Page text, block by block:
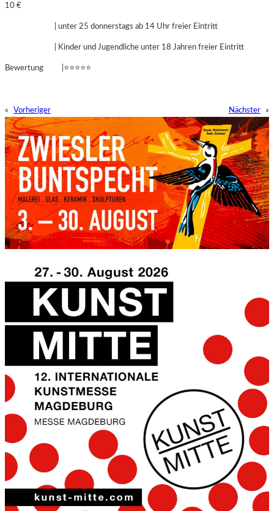
10 €
| unter 25 donnerstags ab 14 Uhr freier Eintritt
| Kinder und Jugendliche unter 18 Jahren freier Eintritt
Bewertung |⭐⭐⭐⭐⭐
« Vorheriger Nächster »